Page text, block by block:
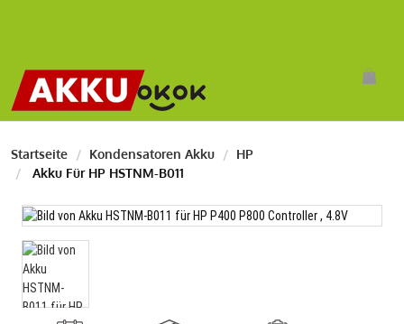
Startseite Kondensatoren Akku
HP
Akku Für HP HSTNM-B011